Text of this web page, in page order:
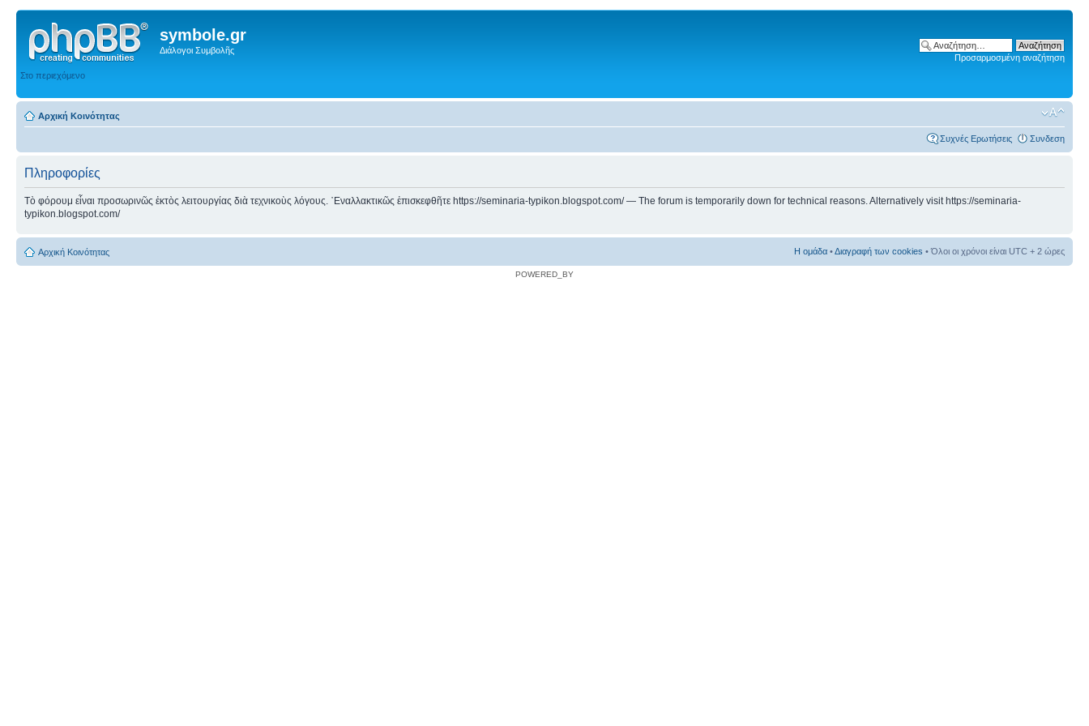
symbole.gr
Διάλογοι Συμβολῆς
Στο περιεχόμενο
Προσαρμοσμένη αναζήτηση
Αρχική Κοινότητας
Συχνές Ερωτήσεις Συνδεση
Πληροφορίες
Τὸ φόρουμ εἶναι προσωρινῶς ἐκτὸς λειτουργίας διὰ τεχνικοὺς λόγους. ᾿Εναλλακτικῶς ἐπισκεφθῆτε https://seminaria-typikon.blogspot.com/ — The forum is temporarily down for technical reasons. Alternatively visit https://seminaria-
typikon.blogspot.com/
Αρχική Κοινότητας Η ομάδα •Διαγραφή των cookies • Όλοι οι χρόνοι είναι UTC + 2 ώρες
POWERED_BY